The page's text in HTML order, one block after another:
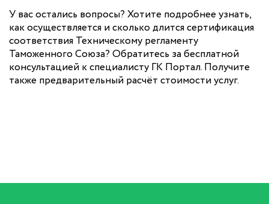
У вас остались вопросы? Хотите подробнее узнать,
как осуществляется и сколько длится сертификация
соответствия Техническому регламенту
Таможенного Союза? Обратитесь за бесплатной
консультацией к специалисту ГК Портал. Получите
также предварительный расчёт стоимости услуг.